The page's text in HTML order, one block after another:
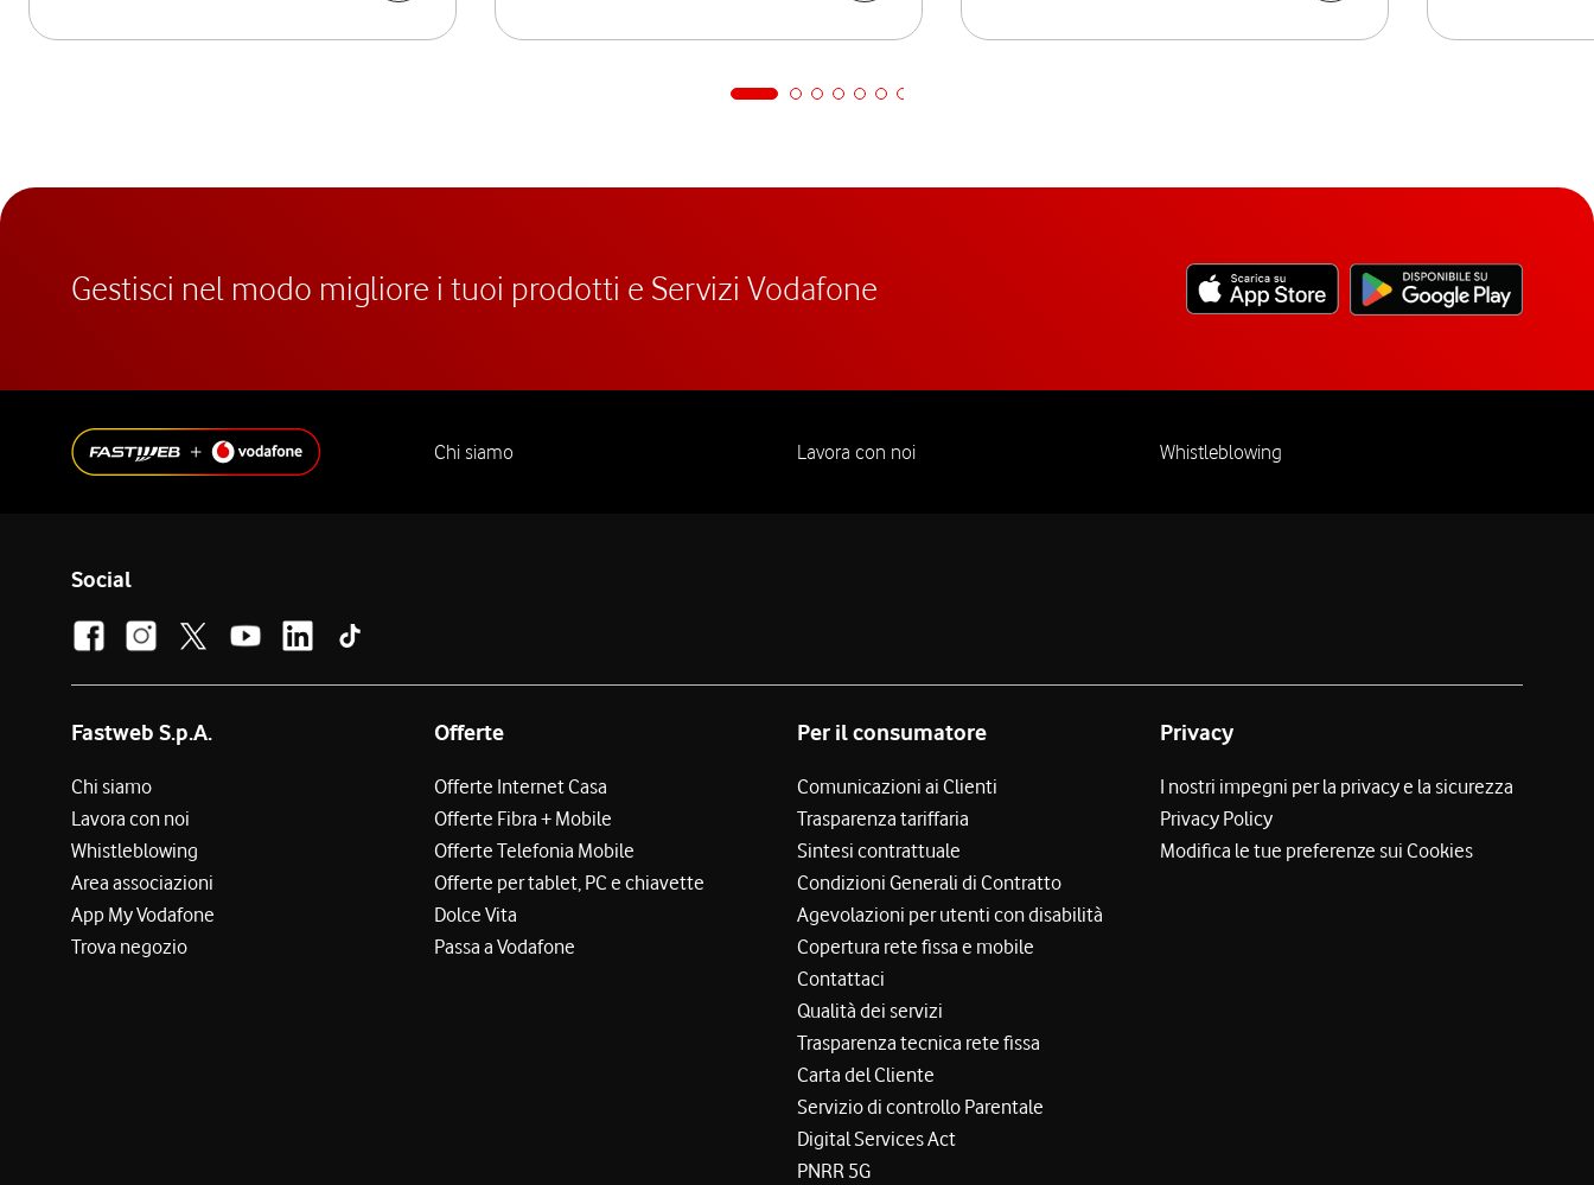
Gestisci nel modo migliore i tuoi prodotti e Servizi Vodafone
Chi siamo Lavora con noi Whistleblowing
Social
Fastweb S.p.A.
Chi siamo
Lavora con noi
Whistleblowing
Area associazioni
App My Vodafone
Trova negozio
Offerte
Offerte Internet Casa
Offerte Fibra + Mobile
Offerte Telefonia Mobile
Offerte per tablet, PC e chiavette
Dolce Vita
Passa a Vodafone
Per il consumatore
Comunicazioni ai Clienti
Trasparenza tariffaria
Sintesi contrattuale
Condizioni Generali di Contratto
Agevolazioni per utenti con disabilità
Copertura rete fissa e mobile
Contattaci
Qualità dei servizi
Trasparenza tecnica rete fissa
Carta del Cliente
Servizio di controllo Parentale
Digital Services Act
PNRR 5G
Privacy
I nostri impegni per la privacy e la sicurezza
Privacy Policy
Modifica le tue preferenze sui Cookies